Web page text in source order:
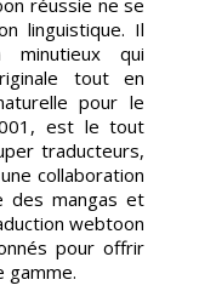
réussie ne se
linguistique. Il
minutieux qui
tout en
pour le
est le tout
traducteurs,
collaboration
des mangas et
webtoon
pour offrir
gamme.